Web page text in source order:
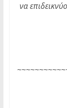
να